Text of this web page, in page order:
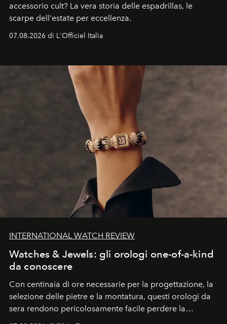
accessorio cult? La vera storia delle espadrillas, le
scarpe dell'estate per eccellenza.
07.08.2026 di L'Officiel Italia
INTERNATIONAL WATCH REVIEW
Watches & Jewels: gli orologi one-of-a-kind
da conoscere
Con centinaia di ore necessarie per la progettazione, la
selezione delle pietre e la montatura, questi orologi da
sera rendono pericolosamente facile perdere la
cognizione del tempo. Ma con quadranti così